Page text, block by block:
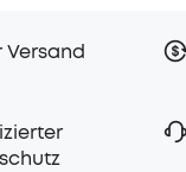
Versand